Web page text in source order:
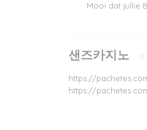
Mooi dat jullie
샌즈카지노
https://
https://